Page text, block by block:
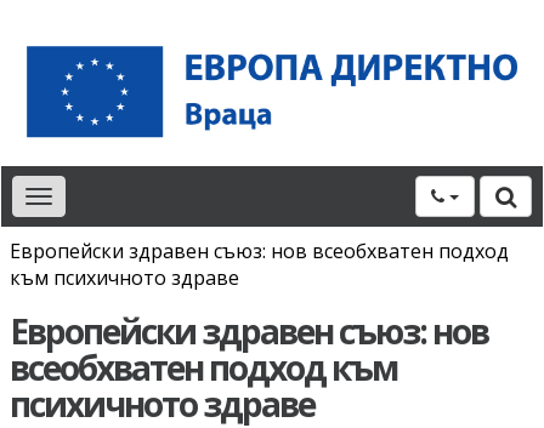
Toggle
navigation
Европейски здравен съюз: нов всеобхватен подход
към психичното здраве
Европейски здравен съюз: нов
всеобхватен подход към
психичното здраве